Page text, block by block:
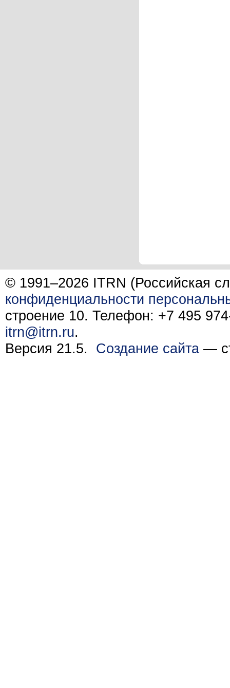
© 1991–2026 ITRN (Российская
конфиденциальности
строение 10. Телефон: +7 495
itrn@itrn.ru.
Версия 21.5. Создание сайта —